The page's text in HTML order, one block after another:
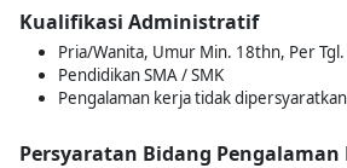
Kualifikasi Administratif
Pria/Wanita, Umur Min. 18thn, Per Tgl.
Pendidikan SMA / SMK
Pengalaman kerja tidak dipersyaratkan
Persyaratan Bidang Pengalaman